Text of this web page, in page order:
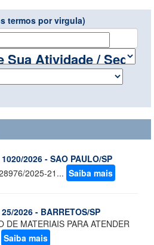
termos por virgula)
2026 - SAO PAULO/SP
2025-21... Saiba mais
2026 - BARRETOS/SP
DE MATERIAIS PARA ATENDER
Saiba mais